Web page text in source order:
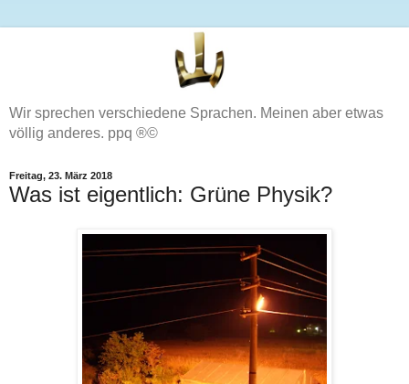
Wir sprechen verschiedene Sprachen. Meinen aber etwas
völlig anderes. ppq ®©
Freitag, 23. März 2018
Was ist eigentlich: Grüne Physik?